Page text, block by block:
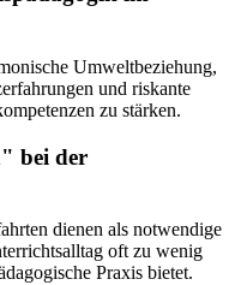
Umweltbeziehung,
und riskante
zu stärken.
bei der
dienen als notwendige
oft zu wenig
Praxis bietet.